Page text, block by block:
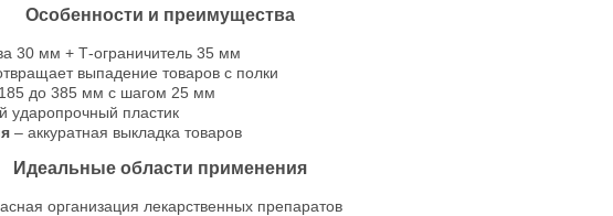
Особенности и преимущества
30 мм + Т-ограничитель 35 мм
выпадение товаров с полки
до 385 мм с шагом 25 мм
ударопрочный пластик
– аккуратная выкладка товаров
Идеальные области применения
организация лекарственных препаратов